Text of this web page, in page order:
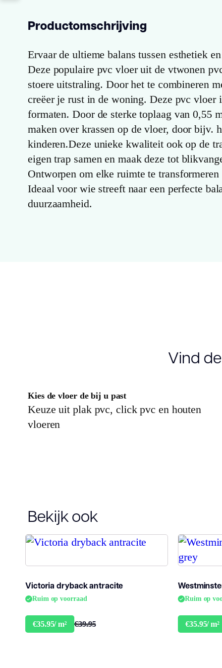
Productomschrijving
Ervaar de ultieme balans tussen esthetiek
Deze populaire pvc vloer uit de vtwonen
stoere uitstraling. Door het te combineren
creëer je rust in de woning. Deze pvc vloer
formaten. Door de sterke toplaag van 0,55
maken over krassen op de vloer, door bijv.
kinderen.Deze unieke kwaliteit ook op de
eigen trap samen en maak deze tot
Ontworpen om elke ruimte te
Ideaal voor wie streeft naar een perfecte
duurzaamheid.
Vind
Kies de vloer de bij u past
Keuze uit plak pvc, click pvc en houten
vloeren
Bekijk ook
Victoria dryback antracite
Ruim op voorraad
€35.95/ m² €39.95
Ruim op
€35.95/ m²